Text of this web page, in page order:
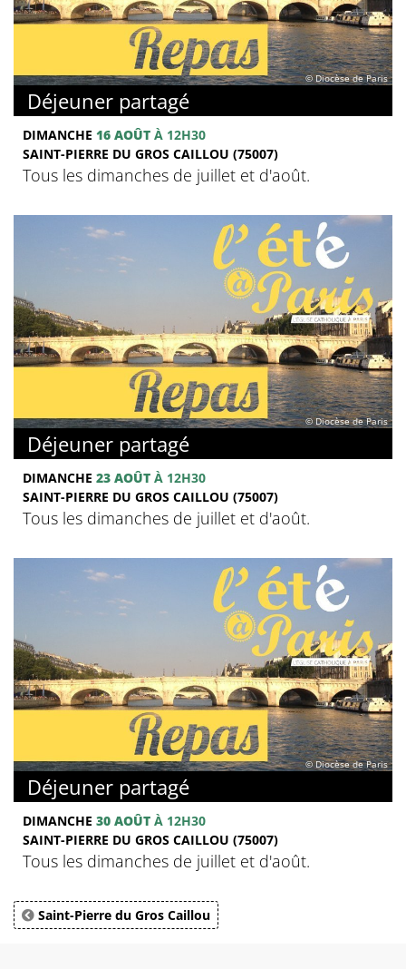
© Diocèse de Paris
Déjeuner partagé
DIMANCHE 16 AOÛT À 12H30
SAINT-PIERRE DU GROS CAILLOU (75007)
Tous les dimanches de juillet et d'août.
© Diocèse de Paris
Déjeuner partagé
DIMANCHE 23 AOÛT À 12H30
SAINT-PIERRE DU GROS CAILLOU (75007)
Tous les dimanches de juillet et d'août.
© Diocèse de Paris
Déjeuner partagé
DIMANCHE 30 AOÛT À 12H30
SAINT-PIERRE DU GROS CAILLOU (75007)
Tous les dimanches de juillet et d'août.
Saint-Pierre du Gros Caillou